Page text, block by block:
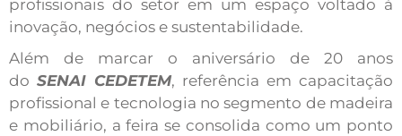
profissionais do setor em um espaço voltado à
inovação, negócios e sustentabilidade.
Além de marcar o aniversário de 20 anos
do SENAI CEDETEM, referência em capacitação
profissional e tecnologia no segmento de madeira
e mobiliário, a feira se consolida como um ponto